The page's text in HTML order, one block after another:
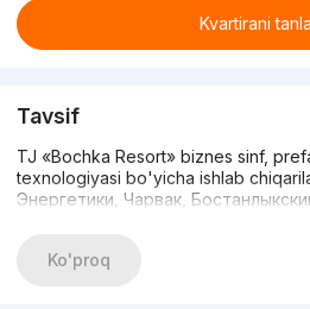
Kvartirani
Tavsif
TJ «Bochka Resort» biznes sinf,
texnologiyasi bo'yicha ishlab
Энергетики, Чарвак,
Ko'proq